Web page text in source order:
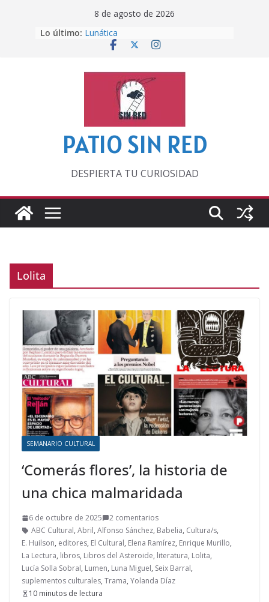
8 de agosto de 2026
Lo último: Lunática
Pero, hasta entonces…
‘La broma infinita’ de recomendar
lecturas veraniegas
Otra del Mundial
PATIO SIN RED
DESPIERTA TU CURIOSIDAD
Lolita
SEMANARIO CULTURAL
‘Comerás flores’, la historia de
una chica malmaridada
6 de octubre de 2025
2 comentarios
ABC Cultural, Abril, Alfonso Sánchez, Babelia, Cultura/s,
E. Huilson, editores, El Cultural, Elena Ramírez, Enrique Murillo,
La Lectura, libros, Libros del Asteroide, literatura, Lolita,
Lucía Solla Sobral, Lumen, Luna Miguel, Seix Barral,
suplementos culturales, Trama, Yolanda Díaz
10 minutos de lectura